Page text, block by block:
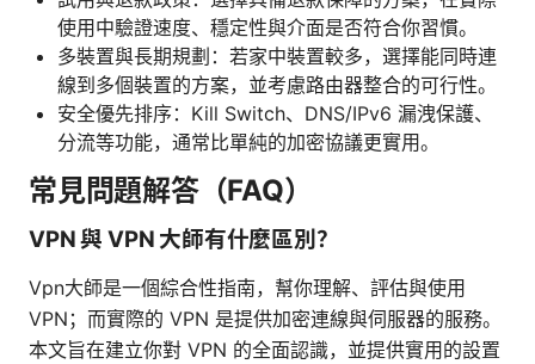
使用中驗證速度、穩定性與介面是否符合你習慣。
多裝置與長期規劃：若家中裝置較多，選擇能同時連
線到多個裝置的方案，並考慮路由器整合的可行性。
安全優先排序：Kill Switch、DNS/IPv6 漏洩保護、
分流等功能，通常比單純的加密協議更實用。
常見問題解答（FAQ）
VPN 與 VPN 大師有什麼區別？
Vpn大師是一個綜合性指南，幫你理解、評估與使用
VPN；而實際的 VPN 是提供加密連線與伺服器的服務。
本文旨在建立你對 VPN 的全面認識，並提供實用的設置